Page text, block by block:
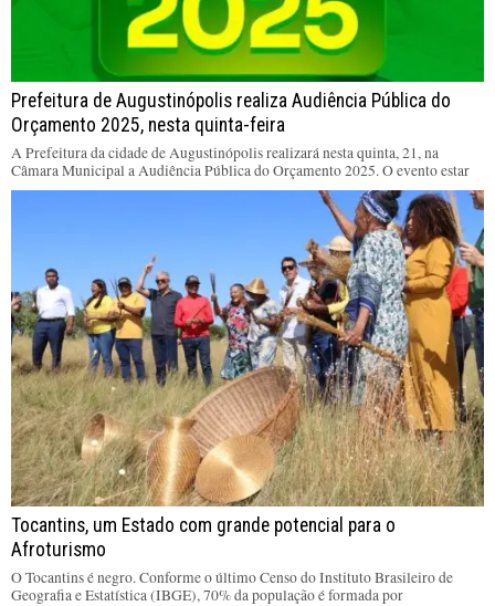
Prefeitura de Augustinópolis realiza Audiência Pública do
Orçamento 2025, nesta quinta-feira
A Prefeitura da cidade de Augustinópolis realizará nesta quinta, 21, na
Câmara Municipal a Audiência Pública do Orçamento 2025. O evento estar
Tocantins, um Estado com grande potencial para o
Afroturismo
O Tocantins é negro. Conforme o último Censo do Instituto Brasileiro de
Geografia e Estatística (IBGE), 70% da população é formada por